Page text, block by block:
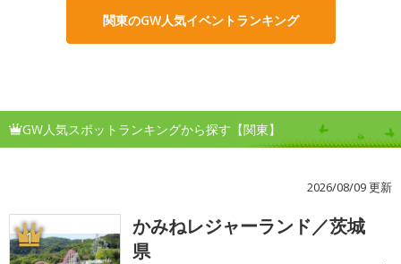
関東のGW人気イベントランキング
GW人気スポットランキングから探す【関東】
2026/08/09 更新
1
かみねレジャーランド／茨城
県